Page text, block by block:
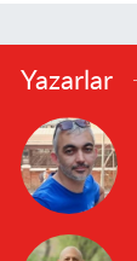
Yazarlar